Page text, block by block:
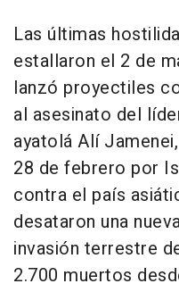
Las últimas
estallaron el 2 de
lanzó proyectiles
al asesinato del
ayatolá Alí
28 de febrero por
contra el país
desataron una
invasión terrestre
2.700 muertos